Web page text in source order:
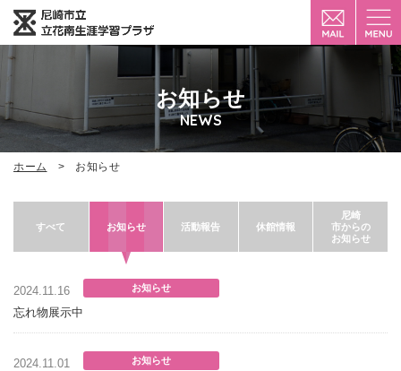
お知らせ
NEWS
ホーム お知らせ
すべて お知らせ 活動報告 休館情報
尼崎
市からの
お知らせ
2024.11.16 お知らせ
忘れ物展示中
2024.11.01 お知らせ